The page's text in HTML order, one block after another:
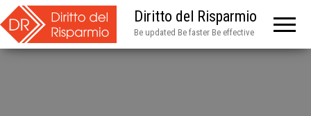
Diritto del Risparmio
Be updated Be faster Be effective